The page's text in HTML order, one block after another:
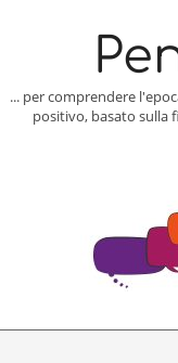
... per comprendere
positivo, basato sulla
Navigation